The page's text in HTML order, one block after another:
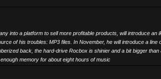
into a platform to sell more profitable products, will introduce
of his troubles: MP3 files. In November, he will introduce a
back, the hard-drive Rocbox is shinier and a bit bigger
memory for about eight hours of music